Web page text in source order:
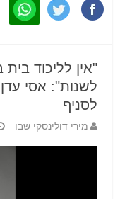
"אין לליכוד
לשנות": אסי
לסניף
מירי דולינסקי שבו